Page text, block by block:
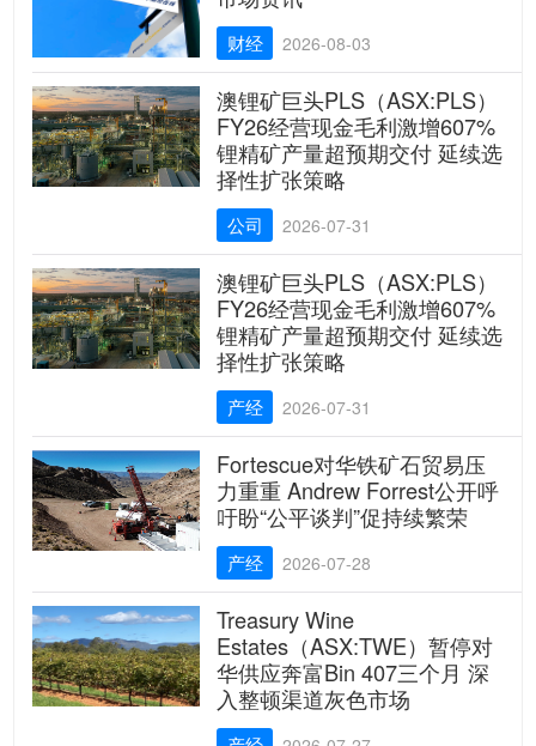
财经 2026-08-03
澳锂矿巨头PLS（ASX:PLS）
FY26经营现金毛利激增607%
锂精矿产量超预期交付 延续选
择性扩张策略
公司 2026-07-31
澳锂矿巨头PLS（ASX:PLS）
FY26经营现金毛利激增607%
锂精矿产量超预期交付 延续选
择性扩张策略
产经 2026-07-31
Fortescue对华铁矿石贸易压
力重重 Andrew Forrest公开呼
吁盼“公平谈判”促持续繁荣
产经 2026-07-28
Treasury Wine
Estates（ASX:TWE）暂停对
华供应奔富Bin 407三个月 深
入整顿渠道灰色市场